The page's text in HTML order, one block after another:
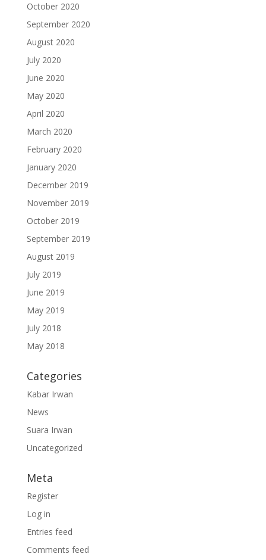
October 2020
September 2020
August 2020
July 2020
June 2020
May 2020
April 2020
March 2020
February 2020
January 2020
December 2019
November 2019
October 2019
September 2019
August 2019
July 2019
June 2019
May 2019
July 2018
May 2018
Categories
Kabar Irwan
News
Suara Irwan
Uncategorized
Meta
Register
Log in
Entries feed
Comments feed